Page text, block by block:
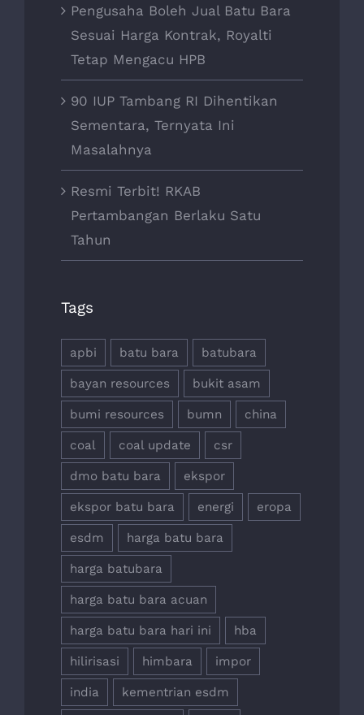
Pengusaha Boleh Jual Batu Bara
Sesuai Harga Kontrak, Royalti
Tetap Mengacu HPB
90 IUP Tambang RI Dihentikan
Sementara, Ternyata Ini
Masalahnya
Resmi Terbit! RKAB
Pertambangan Berlaku Satu
Tahun
Tags
apbi batu bara batubara
bayan resources bukit asam
bumi resources bumn china
coal coal update csr
dmo batu bara ekspor
ekspor batu bara energi eropa
esdm harga batu bara
harga batubara
harga batu bara acuan
harga batu bara hari ini hba
hilirisasi himbara impor
india kementrian esdm